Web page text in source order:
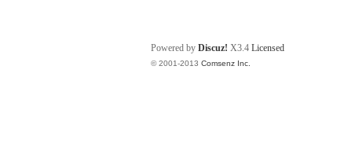
Powered by Discuz! X3.4 Licensed
© 2001-2013 Comsenz Inc.